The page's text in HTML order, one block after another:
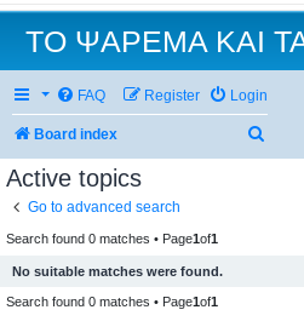
ΤΟ ΨΑΡΕΜΑ ΚΑΙ
FAQ Login
Register
Board index
Active topics
Go to advanced search
Search found 0 matches • Page1of1
No suitable matches were found.
Search found 0 matches • Page1of1